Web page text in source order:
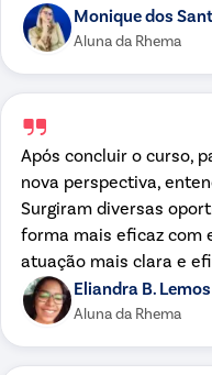
Monique dos
Aluna da Rhema
Após concluir o curso,
nova perspectiva,
Surgiram diversas
forma mais eficaz com
atuação mais clara e
Eliandra B.
Aluna da Rhema